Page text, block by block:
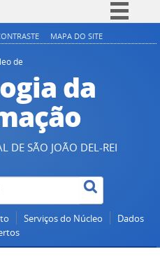
Simplifique!
Participe
Acesso à informação
Legislação
Canais
MAPA DO SITE
de
da
DE SÃO JOÃO DEL-REI
Serviços do Núcleo
Dados